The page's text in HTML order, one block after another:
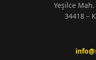
Yeşilce
34418 –